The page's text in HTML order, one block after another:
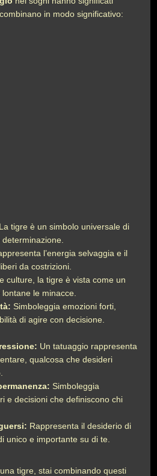
in modo significativo:
La tigre è un simbolo universale di
l’energia selvaggia e il
da costrizioni.
culture, la tigre è vista come un
le minacce.
Simboleggia emozioni forti,
di agire con decisione.
Un tatuaggio rappresenta
qualcosa che desideri
Simboleggia
e decisioni che definiscono chi
Rappresenta il desiderio di
unico e importante su di te.
tigre, stai combinando questi